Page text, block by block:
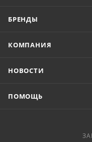
БРЕНДЫ
КОМПАНИЯ
НОВОСТИ
ПОМОЩЬ